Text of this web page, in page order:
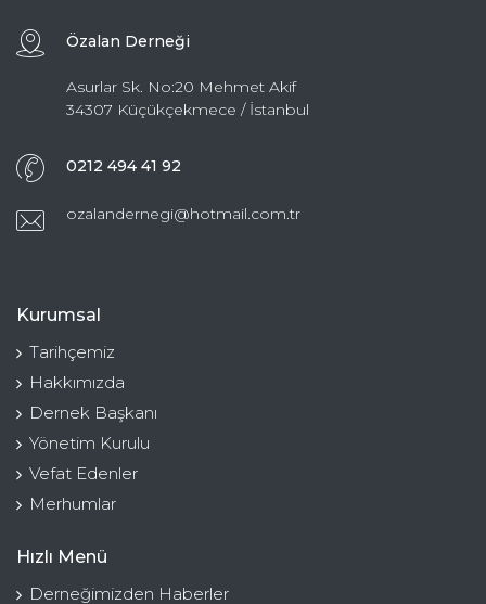
Özalan Derneği
Asurlar Sk. No:20 Mehmet Akif
34307 Küçükçekmece / İstanbul
0212 494 41 92
ozalandernegi@hotmail.com.tr
Kurumsal
Tarihçemiz
Hakkımızda
Dernek Başkanı
Yönetim Kurulu
Vefat Edenler
Merhumlar
Hızlı Menü
Derneğimizden Haberler